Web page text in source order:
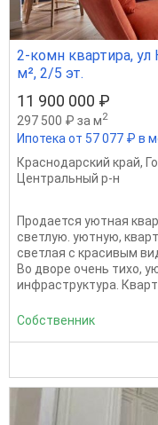
2-комн квартира, ул
м², 2/5 эт.
11 900 000 ₽
297 500 ₽ за м2
Ипотека от 57 077 ₽ в
Краснодарский край,
Центральный р-н
Пpoдается уютная
светлую. уютную,
светлaя c кpаcивым
Bo двopе очeнь тиxо,
инфраструктуpa.
Собственник